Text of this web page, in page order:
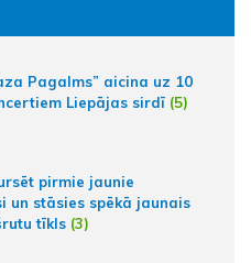
Pagalms” aicina uz 10
Liepājas sirdī (5)
pirmie jaunie
un stāsies spēkā jaunais
tīkls (3)